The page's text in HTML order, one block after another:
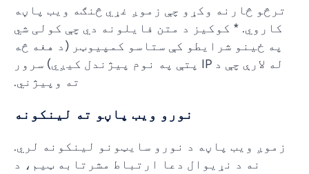
ترڅو څارنه وکړو چې زموږ غړي څنګه ویب پاڼه
کاروي. * کوکیز د متن فایلونه دي چې کولی شي
په ځینو شرایطو کې ستاسو کمپیوټر (د هغه څه
له لارې چې د IP پتې په نوم پیژندل کیږي) سرور
ته وپیژني.
نورو ویب پاڼو ته لینکونه
زموږ ویب پاڼه د نورو سایټونو لینکونه لري.
نه د نړیوال دعا ارتباط مشرتابه ټیم، د